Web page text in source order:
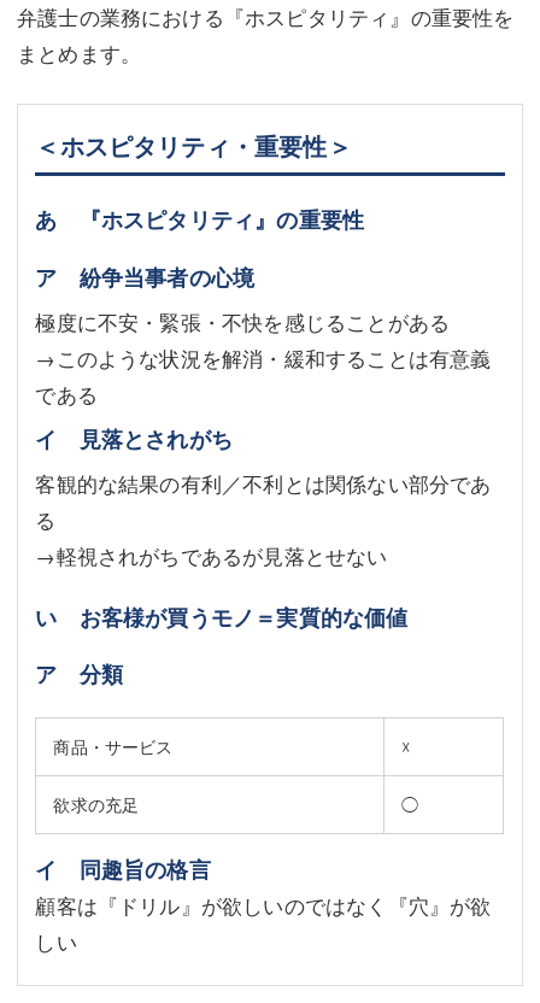
弁護士の業務における『ホスピタリティ』の重要性を
まとめます。
＜ホスピタリティ・重要性＞
あ 『ホスピタリティ』の重要性
ア 紛争当事者の心境
極度に不安・緊張・不快を感じることがある
→このような状況を解消・緩和することは有意義
である
イ 見落とされがち
客観的な結果の有利／不利とは関係ない部分であ
る
→軽視されがちであるが見落とせない
い お客様が買うモノ＝実質的な価値
ア 分類
商品・サービス ☓
欲求の充足 ◯
イ 同趣旨の格言
顧客は『ドリル』が欲しいのではなく『穴』が欲
しい